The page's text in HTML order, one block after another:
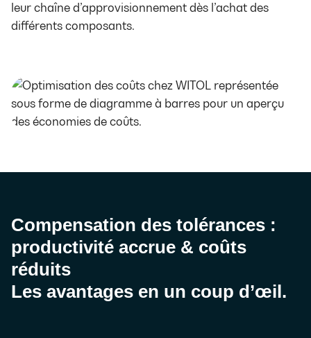
leur chaîne d’approvisionnement dès l’achat des
différents composants.
Compensation des tolérances :
productivité accrue & coûts
réduits
Les avantages en un coup d’œil.